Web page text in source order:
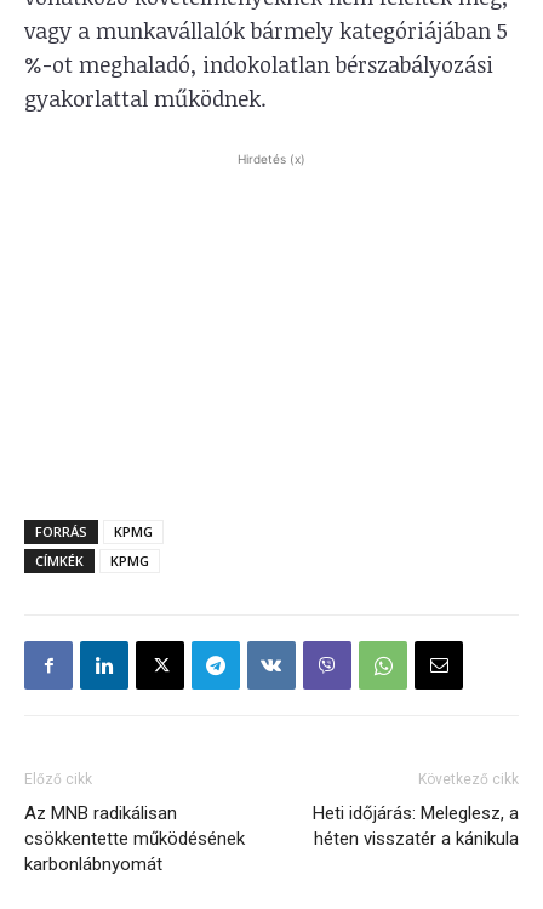
vagy a munkavállalók bármely kategóriájában 5
%-ot meghaladó, indokolatlan bérszabályozási
gyakorlattal működnek.
Hirdetés (x)
FORRÁS
KPMG
CÍMKÉK
KPMG
Előző cikk
Az MNB radikálisan
csökkentette működésének
karbonlábnyomát
Következő cikk
Heti időjárás: Meleglesz, a
héten visszatér a kánikula